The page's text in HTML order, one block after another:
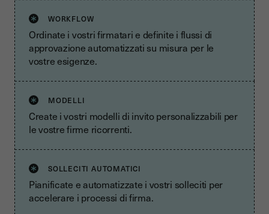
WORKFLOW
Ordinate i vostri firmatari e definite i flussi di
approvazione automatizzati su misura per le
vostre esigenze.
MODELLI
Create i vostri modelli di invito personalizzabili per
le vostre firme ricorrenti.
SOLLECITI AUTOMATICI
Pianificate e automatizzate i vostri solleciti per
accelerare i processi di firma.